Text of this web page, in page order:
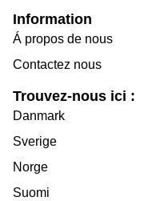
Information
Á propos de nous
Contactez nous
Trouvez-nous ici :
Danmark
Sverige
Norge
Suomi